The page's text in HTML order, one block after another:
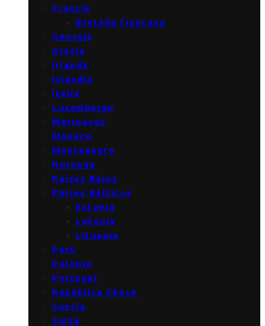
Francia
Bretaña francesa
Georgia
Grecia
Irlanda
Islandia
Italia
Luxemburgo
Marruecos
Mónaco
Montenegro
Noruega
Países Bajos
Países Bálticos
Estonia
Letonia
Lituania
Perú
Polonia
Portugal
República Checa
Suecia
Suiza